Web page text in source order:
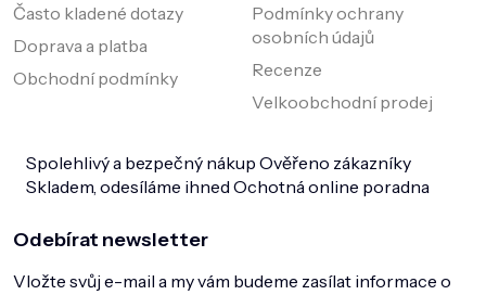
Často kladené dotazy
Doprava a platba
Obchodní podmínky
Podmínky ochrany
osobních údajů
Recenze
Velkoobchodní prodej
Spolehlivý a bezpečný nákup Ověřeno zákazníky
Skladem, odesíláme ihned Ochotná online poradna
Odebírat newsletter
Vložte svůj e-mail a my vám budeme zasílat informace o